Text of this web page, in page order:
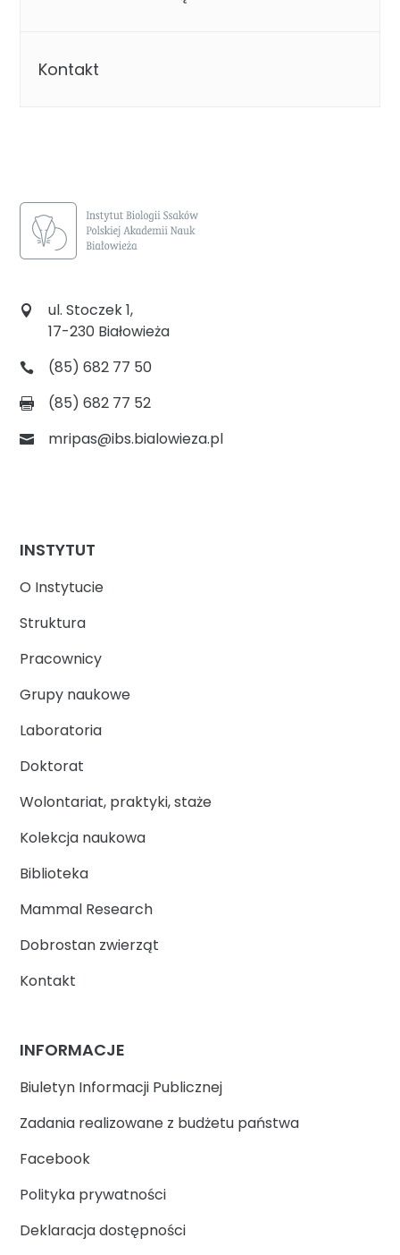
Kontakt
ul. Stoczek 1,
17-230 Białowieża
(85) 682 77 50
(85) 682 77 52
mripas@ibs.bialowieza.pl
INSTYTUT
O Instytucie
Struktura
Pracownicy
Grupy naukowe
Laboratoria
Doktorat
Wolontariat, praktyki, staże
Kolekcja naukowa
Biblioteka
Mammal Research
Dobrostan zwierząt
Kontakt
INFORMACJE
Biuletyn Informacji Publicznej
Zadania realizowane z budżetu państwa
Facebook
Polityka prywatności
Deklaracja dostępności